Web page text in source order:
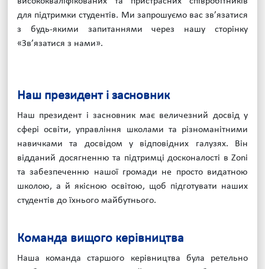
для підтримки студентів. Ми запрошуємо вас зв’язатися
з будь-якими запитаннями через нашу сторінку
«Зв’язатися з нами».
Наш президент і засновник
Наш президент і засновник має величезний досвід у
сфері освіти, управління школами та різноманітними
навичками та досвідом у відповідних галузях. Він
відданий досягненню та підтримці досконалості в Zoni
та забезпеченню нашої громади не просто видатною
школою, а й якісною освітою, щоб підготувати наших
студентів до їхнього майбутнього.
Команда вищого керівництва
Наша команда старшого керівництва була ретельно